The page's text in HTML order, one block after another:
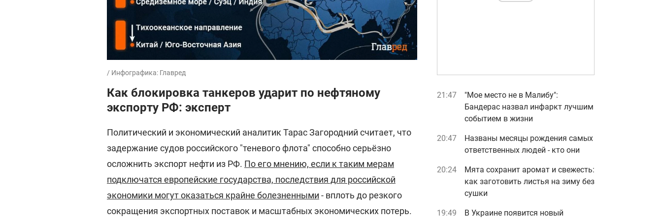
/ Инфографика: Главред
Как блокировка танкеров ударит по нефтяному
экспорту РФ: эксперт
Политический и экономический аналитик Тарас Загородний считает, что
задержание судов российского "теневого флота" способно серьёзно
осложнить экспорт нефти из РФ. По его мнению, если к таким мерам
подключатся европейские государства, последствия для российской
экономики могут оказаться крайне болезненными - вплоть до резкого
сокращения экспортных поставок и масштабных экономических потерь.
21:47
"Мое место не в Малибу":
Бандерас назвал инфаркт лучшим
событием в жизни
20:47
Названы месяцы рождения самых
ответственных людей - кто они
20:24
Мята сохранит аромат и свежесть:
как заготовить листья на зиму без
сушки
19:49 В Украине появится новый